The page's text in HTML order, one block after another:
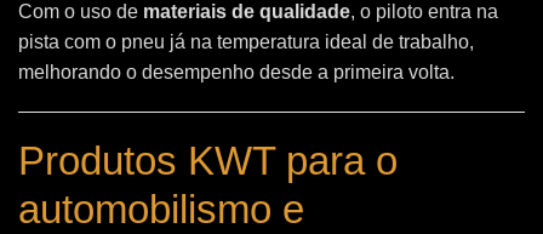
Com o uso de materiais de qualidade, o piloto entra na
pista com o pneu já na temperatura ideal de trabalho,
melhorando o desempenho desde a primeira volta.
Produtos KWT para o
automobilismo e